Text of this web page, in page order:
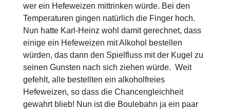
wer ein Hefeweizen mittrinken würde. Bei den
Temperaturen gingen natürlich die Finger hoch.
Nun hatte Karl-Heinz wohl damit gerechnet, dass
einige ein Hefeweizen mit Alkohol bestellen
würden, das dann den Spielfluss mit der Kugel zu
seinen Gunsten nach sich ziehen würde. Weit
gefehlt, alle bestellten ein alkoholfreies
Hefeweizen, so dass die Chancengleichheit
gewahrt blieb! Nun ist die Boulebahn ja ein paar